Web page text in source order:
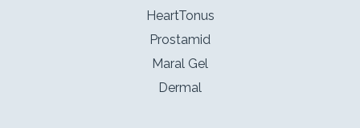
HeartTonus
Prostamid
Maral Gel
Dermal